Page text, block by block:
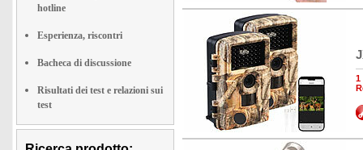
hotline
Esperienza, riscontri
Bacheca di discussione
Risultati dei test e relazioni sui
test
1